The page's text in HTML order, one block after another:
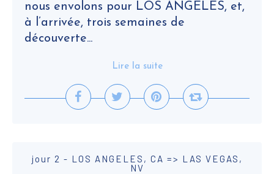
nous envolons pour LOS ANGELES, et,
à l’arrivée, trois semaines de
découverte...
Lire la suite
jour 2 - LOS ANGELES, CA => LAS VEGAS,
NV